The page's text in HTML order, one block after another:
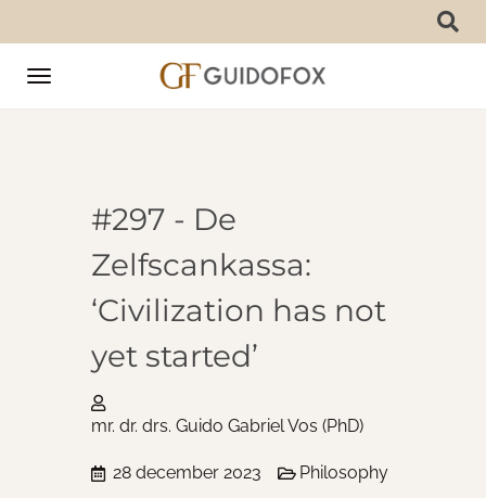
Toggle
#297 - De
Zelfscankassa:
‘Civilization has not
yet started’
mr. dr. drs. Guido Gabriel Vos (PhD)
28 december 2023 Philosophy